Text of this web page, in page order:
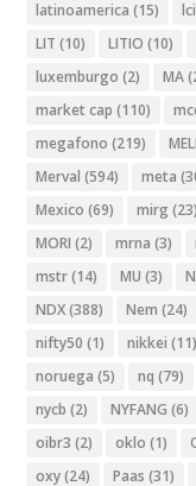
latinoamerica (15)
LIT (10) LITIO (10)
luxemburgo (2) MA
market cap (110)
megafono (219) MELI
Merval (594) meta
Mexico (69) mirg (23)
MORI (2) mrna (3)
mstr(14) MU (3)
NDX(388) Nem (24)
nifty50 (1) nikkei (11)
noruega (5) nq (79)
nycb (2) NYFANG (6)
oibr3 (2) oklo (1)
oxy(24) Paas (31)